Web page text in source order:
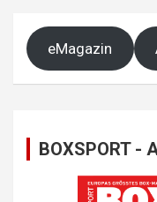
eMagazin
BOXSPORT -